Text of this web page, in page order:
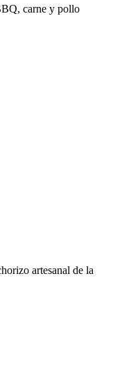
carne y pollo
artesanal de la